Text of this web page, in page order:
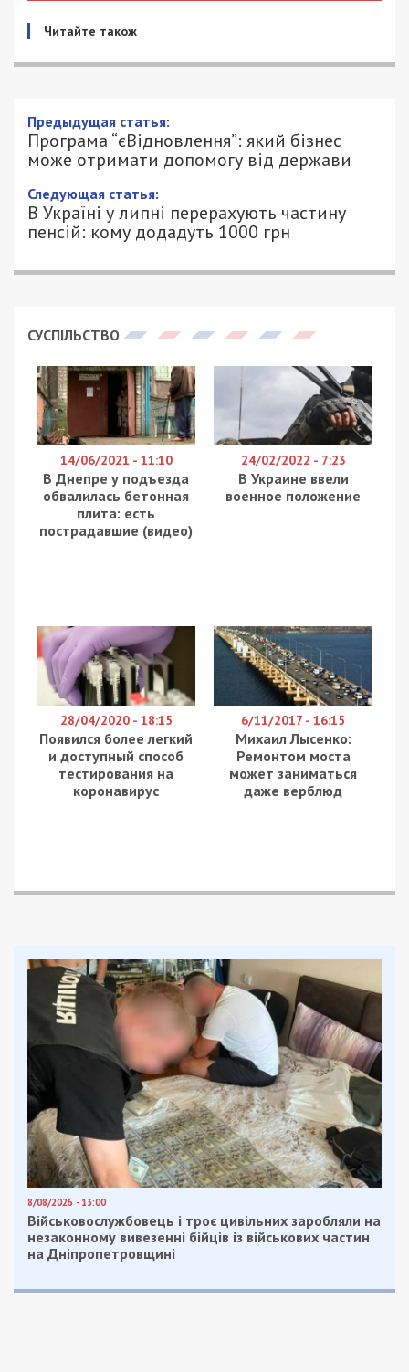
Читайте також
Предыдущая статья:
Програма “єВідновлення”: який бізнес
може отримати допомогу від держави
Следующая статья:
В Україні у липні перерахують частину
пенсій: кому додадуть 1000 грн
СУСПІЛЬСТВО
14/06/2021 - 11:10
В Днепре у подъезда
обвалилась бетонная
плита: есть
пострадавшие (видео)
24/02/2022 - 7:23
В Украине ввели
военное положение
28/04/2020 - 18:15
Появился более легкий
и доступный способ
тестирования на
коронавирус
6/11/2017 - 16:15
Михаил Лысенко:
Ремонтом моста
может заниматься
даже верблюд
8/08/2026 - 13:00
Військовослужбовець і троє цивільних заробляли на
незаконному вивезенні бійців із військових частин
на Дніпропетровщині